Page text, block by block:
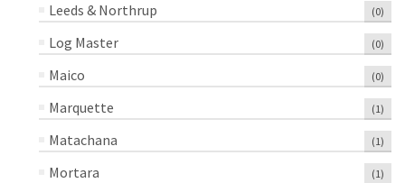
Leeds & Northrup (0)
Log Master (0)
Maico (0)
Marquette (1)
Matachana (1)
Mortara (1)